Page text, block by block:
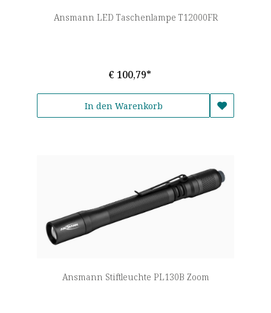
Ansmann LED Taschenlampe T12000FR
€ 100,79*
In den Warenkorb
Ansmann Stiftleuchte PL130B Zoom